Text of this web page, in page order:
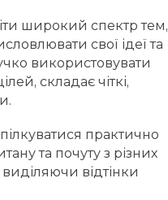
широкий спектр тем,
свої ідеї та
використовувати
складає чіткі,
практично
та почуту з різних
відтінки